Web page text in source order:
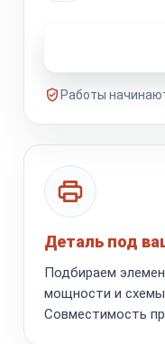
Работы
Деталь под
Подбираем
мощности и схемы
Совместимость